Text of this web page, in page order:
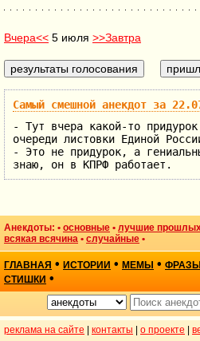
Вчера<< 5 июля >>Завтра
Самый смешной анекдот за
- Тут вчера какой-то
очереди листовки Единой
- Это не придурок, а
знаю, он в КПРФ работает.
Анекдоты: • основные • лучшие
всякая всячина • случайные •
ГЛАВНАЯ • ИСТОРИИ • МЕМЫ • ФРАЗЫ
СТИШКИ •
реклама на сайте контакты о проекте